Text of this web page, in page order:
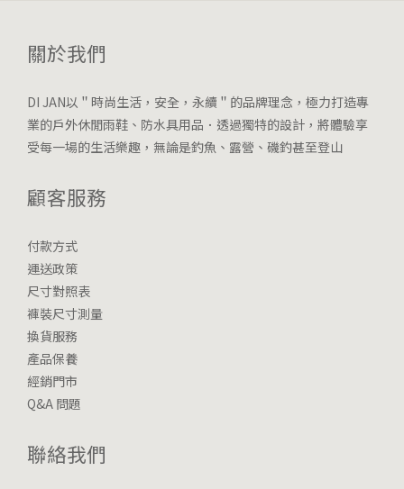
關於我們
DI JAN以＂時尚生活，安全，永續＂的品牌理念，極力打造專
業的戶外休閒雨鞋、防水具用品．透過獨特的設計，將體驗享
受每一場的生活樂趣，無論是釣魚、露營、磯釣甚至登山
顧客服務
付款方式
運送政策
尺寸對照表
褲裝尺寸測量
換貨服務
產品保養
經銷門市
Q&A 問題
聯絡我們